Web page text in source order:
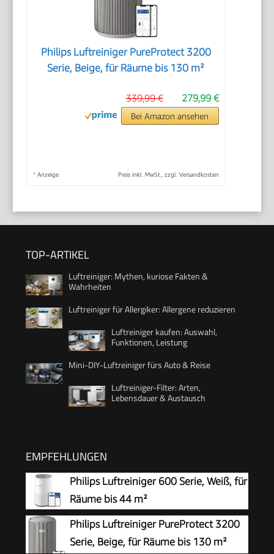
Philips Luftreiniger PureProtect 3200
Serie, Beige, für Räume bis 130 m²
279,99 €
339,99 €
Bei Amazon ansehen
* Anzeige Preis inkl. MwSt., zzgl. Versandkosten
TOP-ARTIKEL
Luftreiniger: Mythen, kuriose Fakten &
Wahrheiten
Luftreiniger für Allergiker: Allergene reduzieren
Luftreiniger kaufen: Auswahl,
Funktionen, Leistung
Mini-DIY-Luftreiniger fürs Auto & Reise
Luftreiniger-Filter: Arten,
Lebensdauer & Austausch
EMPFEHLUNGEN
Philips Luftreiniger 600 Serie, Weiß, für
Räume bis 44 m²
Philips Luftreiniger PureProtect 3200
Serie, Beige, für Räume bis 130 m²